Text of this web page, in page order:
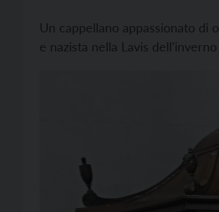
Un cappellano appassionato di
e nazista nella Lavis